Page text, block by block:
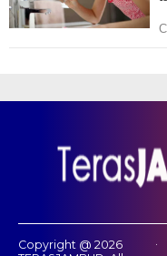
Copyright @ 2026